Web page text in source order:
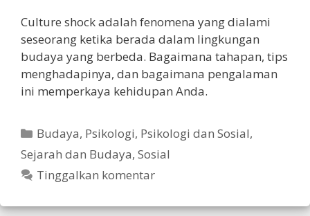
Culture shock adalah fenomena yang dialami
seseorang ketika berada dalam lingkungan
budaya yang berbeda. Bagaimana tahapan, tips
menghadapinya, dan bagaimana pengalaman
ini memperkaya kehidupan Anda.
Kategori
Budaya, Psikologi, Psikologi dan Sosial,
Sejarah dan Budaya, Sosial
Tinggalkan komentar